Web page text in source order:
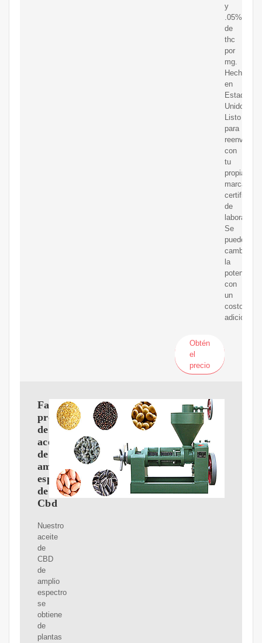
y
.05%
de
thc
por
mg.
Hecho
en
Estados
Unidos.
Listo
para
reenvasar
con
tu
propia
marca.
certificado
de
laboratorio.
Se
puede
cambiar
la
potencia
con
un
costo
adicional.
Obtén
el
precio
Fabricante,
proveedor
de
aceite
de
amplio
espectro
de
Cbd
Nuestro
aceite
de
CBD
de
amplio
espectro
se
obtiene
de
plantas